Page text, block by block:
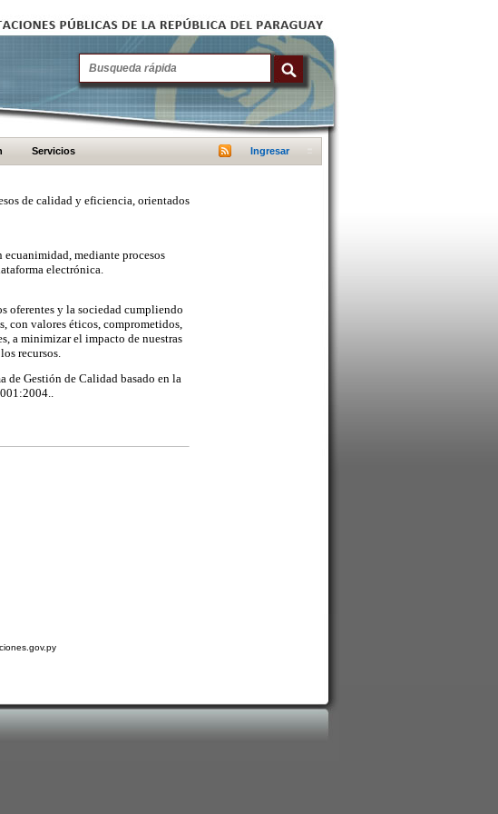
Servicios Ingresar
de calidad y eficiencia, orientados
mediante procesos
electrónica.
oferentes y la sociedad cumpliendo
con valores éticos, comprometidos,
a minimizar el impacto de nuestras
recursos.
de Gestión de Calidad basado en la